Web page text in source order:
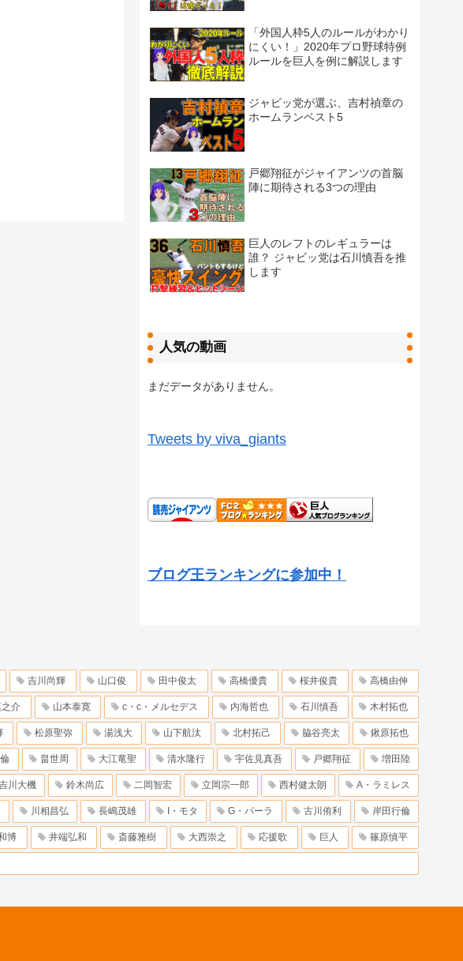
「外国人枠5人のルールがわかり
にくい！」2020年プロ野球特例
ルールを巨人を例に解説します
ジャビッ党が選ぶ、吉村禎章の
ホームランベスト5
戸郷翔征がジャイアンツの首脳
陣に期待される3つの理由
巨人のレフトのレギュラーは
誰？ ジャビッ党は石川慎吾を推
します
人気の動画
まだデータがありません。
Tweets by viva_giants
ブログ王ランキングに参加中！
吉川尚輝 山口俊 田中俊太 高橋優貴 桜井俊貴 高橋由伸
介 山本泰寛 c・c・メルセデス 内海哲也 石川慎吾 木村拓也
松原聖弥 湯浅大 山下航汰 北村拓己 脇谷亮太 鍬原拓也
畠世周 大江竜聖 清水隆行 宇佐見真吾 戸郷翔征 増田陸
川大機 鈴木尚広 二岡智宏 立岡宗一郎 西村健太朗 A・ラミレス
川相昌弘 長嶋茂雄 I・モタ G・パーラ 古川侑利 岸田行倫
博 井端弘和 斎藤雅樹 大西崇之 応援歌 巨人 篠原慎平